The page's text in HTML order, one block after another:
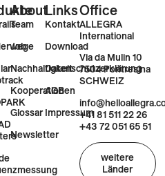
About
Team
Job
Nachhaltigkeit
Kooperationen
Glossar
Newsletter
Links
Kontakt
Download
Datenschutzerklärung
AGB
Impressum
Office
ALLEGRA
International
Via da Mulin 10
7504 Pontresina
SCHWEIZ
+41 81 511 22 26
+43 72 051 65 51
weitere
Länder